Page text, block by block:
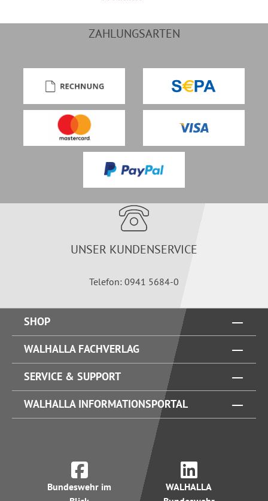
ZAHLUNGSARTEN
UNSER KUNDENSERVICE
Telefon: 0941 5684-0
SHOP
WALHALLA FACHVERLAG
SERVICE & SUPPORT
WALHALLA INFORMATIONSPORTAL
Bundeswehr im
WALHALLA